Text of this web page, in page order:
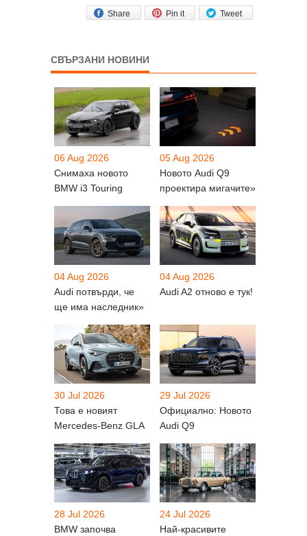
Tweet
Pin it
Share
СВЪРЗАНИ НОВИНИ
06 Aug 2026
Снимаха новото
BMW i3 Touring
05 Aug 2026
Новото Audi Q9
проектира мигачите»
04 Aug 2026
Audi потвърди, че
ще има наследник»
04 Aug 2026
Audi A2 отново е тук!
30 Jul 2026
Това е новият
Mercedes-Benz GLA
29 Jul 2026
Официално: Новото
Audi Q9
28 Jul 2026
BMW започва
24 Jul 2026
Най-красивите